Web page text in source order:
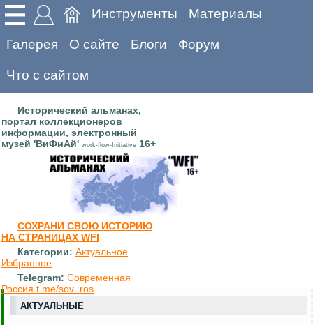
Инструменты Материалы
Галерея О сайте Блоги Форум
Что с сайтом
Исторический альманах,
портал коллекционеров
информации, электронный
музей 'ВиФиАй' work-flow-Initiative 16+
СОХРАНИ СВОЮ ИСТОРИЮ
НА СТРАНИЦАХ WFI
Категории: Актуальное
Избранное
Telegram: Современная
Россия t.me/sov_ros
АКТУАЛЬНЫЕ